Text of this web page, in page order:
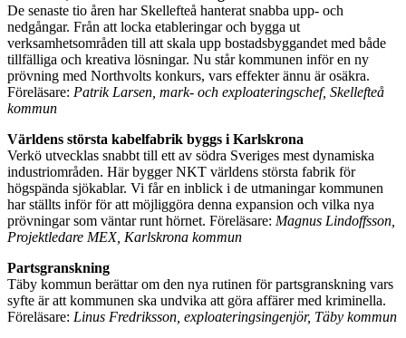
De senaste tio åren har Skellefteå hanterat snabba upp- och
nedgångar. Från att locka etableringar och bygga ut
verksamhetsområden till att skala upp bostadsbyggandet med både
tillfälliga och kreativa lösningar. Nu står kommunen inför en ny
prövning med Northvolts konkurs, vars effekter ännu är osäkra.
Föreläsare: Patrik Larsen, mark- och exploateringschef, Skellefteå
kommun
Världens största kabelfabrik byggs i Karlskrona
Verkö utvecklas snabbt till ett av södra Sveriges mest dynamiska
industriområden. Här bygger NKT världens största fabrik för
högspända sjökablar. Vi får en inblick i de utmaningar kommunen
har ställts inför för att möjliggöra denna expansion och vilka nya
prövningar som väntar runt hörnet. Föreläsare: Magnus Lindoffsson,
Projektledare MEX, Karlskrona kommun
Partsgranskning
Täby kommun berättar om den nya rutinen för partsgranskning vars
syfte är att kommunen ska undvika att göra affärer med kriminella.
Föreläsare: Linus Fredriksson, exploateringsingenjör, Täby kommun